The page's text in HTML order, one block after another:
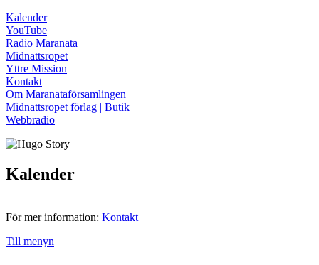
Kalender
YouTube
Radio Maranata
Midnattsropet
Yttre Mission
Kontakt
Om Maranataförsamlingen
Midnattsropet förlag | Butik
Webbradio
Kalender
För mer information: Kontakt
Till menyn